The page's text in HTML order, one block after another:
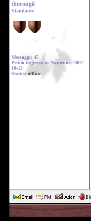
thorongil
Viandante
Messaggi: 45
Primo ingresso in Numenor: 2007-
10-13
Status: offline